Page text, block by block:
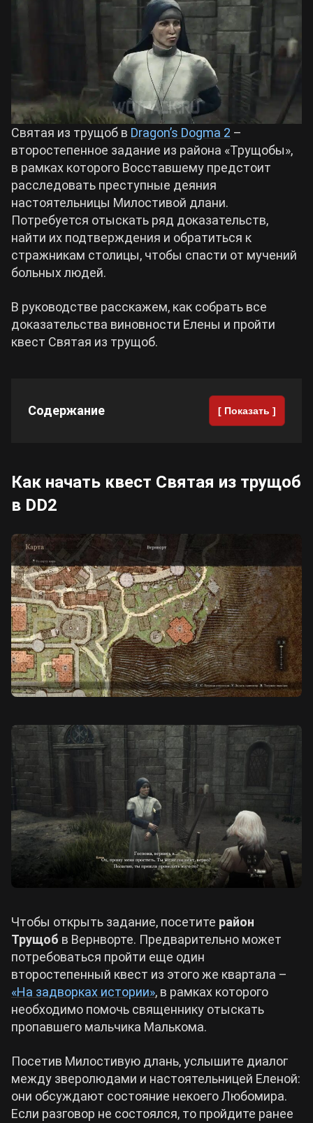
Zenless Zone Zero
Kingdom Come: Deliverance 2
Path of Exile 2
Wuthering Waves
Roblox
Hogwarts Legacy
Cyberpunk 2077
Билды Arknights: Endfield
Билды Wuthering Waves
Билды Cyberpunk 2077
Билды Path of Exile 2
Святая из трущоб в Dragon’s Dogma 2 –
второстепенное задание из района «Трущобы»,
в рамках которого Восставшему предстоит
расследовать преступные деяния
настоятельницы Милостивой длани.
Потребуется отыскать ряд доказательств,
найти их подтверждения и обратиться к
стражникам столицы, чтобы спасти от мучений
больных людей.
В руководстве расскажем, как собрать все
доказательства виновности Елены и пройти
квест Святая из трущоб.
Содержание [ Показать ]
Как начать квест Святая из трущоб
в DD2
Чтобы открыть задание, посетите район
Трущоб в Вернворте. Предварительно может
потребоваться пройти еще один
второстепенный квест из этого же квартала –
«На задворках истории», в рамках которого
необходимо помочь священнику отыскать
пропавшего мальчика Малькома.
Посетив Милостивую длань, услышите диалог
между зверолюдами и настоятельницей Еленой:
они обсуждают состояние некоего Любомира.
Если разговор не состоялся, то пройдите ранее